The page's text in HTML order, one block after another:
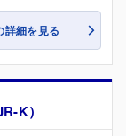
詳細を見る
K）